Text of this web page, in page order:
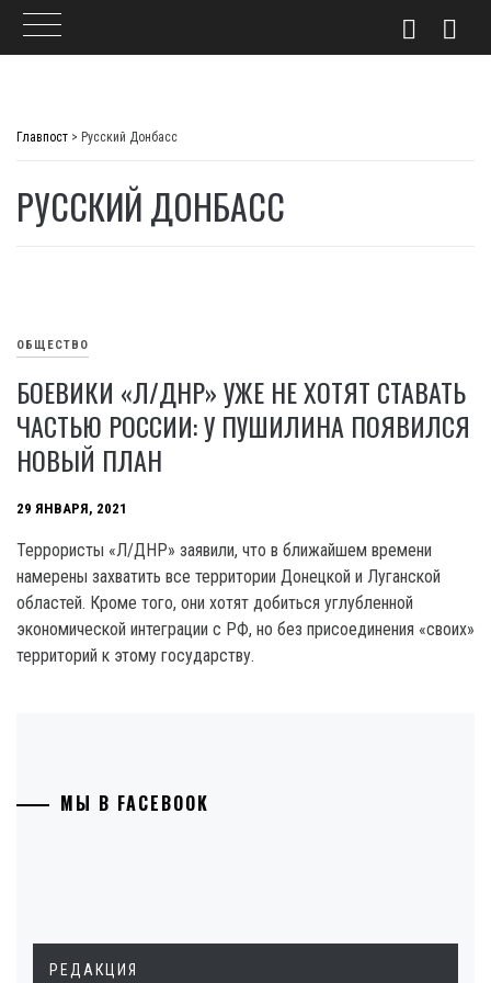
Главпост > Русский Донбасс
РУССКИЙ ДОНБАСС
ОБЩЕСТВО
БОЕВИКИ «Л/ДНР» УЖЕ НЕ ХОТЯТ СТАВАТЬ
ЧАСТЬЮ РОССИИ: У ПУШИЛИНА ПОЯВИЛСЯ
НОВЫЙ ПЛАН
29 ЯНВАРЯ, 2021
Террористы «Л/ДНР» заявили, что в ближайшем времени
намерены захватить все территории Донецкой и Луганской
областей. Кроме того, они хотят добиться углубленной
экономической интеграции с РФ, но без присоединения «своих»
территорий к этому государству.
МЫ В FACEBOOK
РЕДАКЦИЯ